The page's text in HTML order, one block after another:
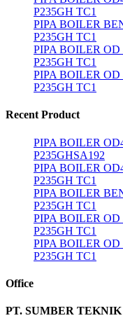
P235GH TC1
PIPA BOILER
P235GH TC1
PIPA BOILER OD
P235GH TC1
PIPA BOILER OD
P235GH TC1
Recent Product
PIPA BOILER
P235GHSA192
PIPA BOILER
P235GH TC1
PIPA BOILER
P235GH TC1
PIPA BOILER OD
P235GH TC1
PIPA BOILER OD
P235GH TC1
Office
PT. SUMBER